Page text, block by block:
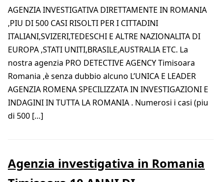
AGENZIA INVESTIGATIVA DIRETTAMENTE IN ROMANIA
,PIU DI 500 CASI RISOLTI PER I CITTADINI
ITALIANI,SVIZERI,TEDESCHI E ALTRE NAZIONALITA DI
EUROPA ,STATI UNITI,BRASILE,AUSTRALIA ETC. La
nostra agenzia PRO DETECTIVE AGENCY Timisoara
Romania ,è senza dubbio alcuno L’UNICA E LEADER
AGENZIA ROMENA SPECILIZZATA IN INVESTIGAZIONI E
INDAGINI IN TUTTA LA ROMANIA . Numerosi i casi (piu
di 500 […]
Agenzia investigativa in Romania